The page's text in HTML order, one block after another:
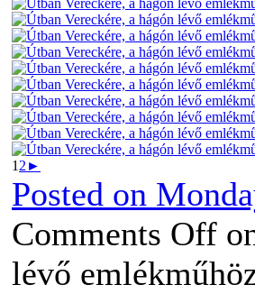
12►
Posted on
Comments Off
lévő